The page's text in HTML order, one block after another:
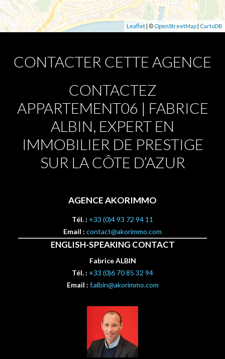
Leaflet| © OpenStreetMap | CartoDB
CONTACTER CETTE AGENCE
CONTACTEZ
APPARTEMENT06 | FABRICE
ALBIN, EXPERT EN
IMMOBILIER DE PRESTIGE
SUR LA CÔTE D’AZUR
AGENCE AKORIMMO
Tél. : +33 (0)4 93 72 94 11
Email : contact@akorimmo.com
ENGLISH-SPEAKING CONTACT
Fabrice ALBIN
Tél. : +33 (0)6 70 85 32 94
Email : f.albin@akorimmo.com